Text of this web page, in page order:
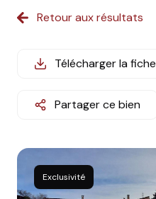
location
équipe
Retour aux résultats
Télécharger la fiche
Partager ce bien
Exclusivité